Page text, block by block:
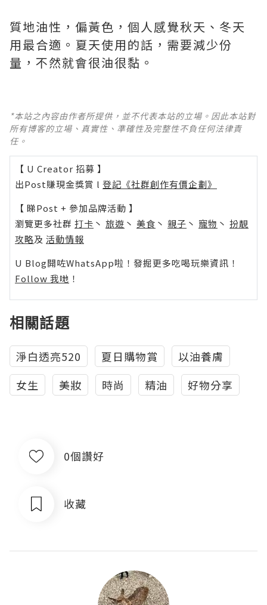
質地油性，偏黃色，個人感覺秋天、冬天
用最合適。夏天使用的話，需要減少份
量，不然就會很油很黏。
*本站之內容由作者所提供，並不代表本站的立場。因此本站對
所有博客的立場、真實性、準確性及完整性不負任何法律責
任。
【 U Creator 招募 】
出Post賺現金獎賞 l 登記《社群創作有價企劃》
【 睇Post + 參加品牌活動 】
瀏覽更多社群 打卡 丶 旅遊 丶 美食 丶 親子 丶 寵物 丶 扮靚
攻略及 活動情報
U Blog開咗WhatsApp啦！發掘更多吃喝玩樂資訊！
Follow 我哋 ！
相關話題
淨白透亮520 夏日購物賞
以油養膚
女生
美妝 時尚 精油 好物分享
0個讚好
收藏